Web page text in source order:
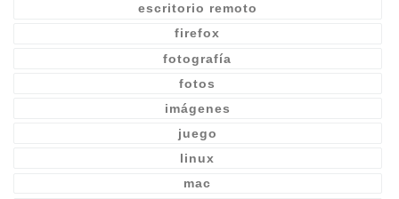
escritorio remoto
firefox
fotografía
fotos
imágenes
juego
linux
mac